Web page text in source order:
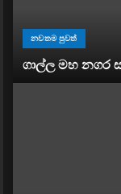
නවතම පුවත්
ගාල්ල මහ නගර